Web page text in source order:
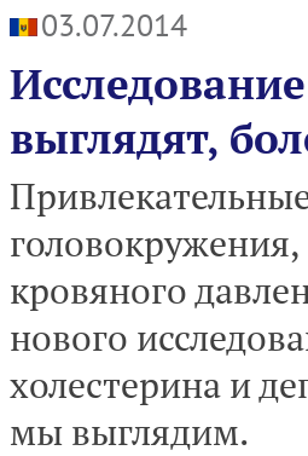
03.07.2014
выглядят,
кровяного
нового
холестерина и
мы выглядим.